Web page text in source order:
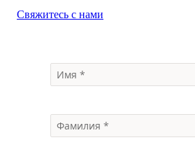
Свяжитесь с нами